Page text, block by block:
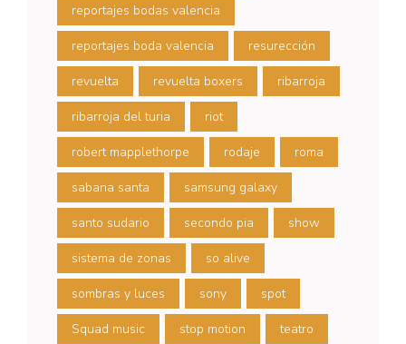
reportajes bodas valencia
reportajes boda valencia resurección
revuelta revuelta boxers ribarroja
ribarroja del turia riot
robert mapplethorpe rodaje roma
sabana santa samsung galaxy
santo sudario secondo pia show
sistema de zonas so alive
sombras y luces sony spot
Squad music stop motion teatro